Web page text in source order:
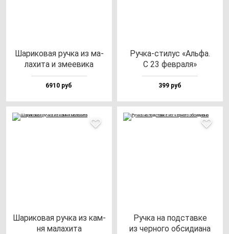
Шари­ко­вая руч­ка из ма­
ла­хи­та и зме­еви­ка
6910 руб
Руч­ка-сти­лус «Аль­фа.
С 23 фев­ра­ля»
399 руб
Шари­ко­вая руч­ка из кам­
ня ма­ла­хи­та
Руч­ка на под­став­ке
из чер­но­го об­си­ди­ана